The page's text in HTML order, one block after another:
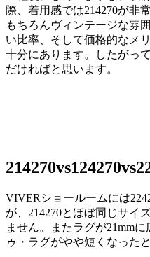
際、着用感では214270が非
もちろんヴィンテージな雰
い比率、そして価格的なメ
十分にあります。したがっ
だければと思います。
VIVERショールームには
が、214270とほぼ同じサイ
ません。またラグが21mm
ゥ・ラグがやや短くなった